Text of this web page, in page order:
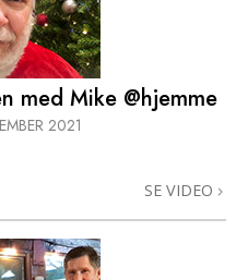
med Mike @hjemme
2021
SE VIDEO